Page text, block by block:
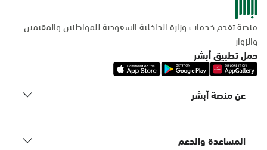
منصة تقدم خدمات وزارة الداخلية السعودية للمواطنين والمقيمين
والزوار
حمل تطبيق أبشر
عن منصة أبشر
المساعدة والدعم